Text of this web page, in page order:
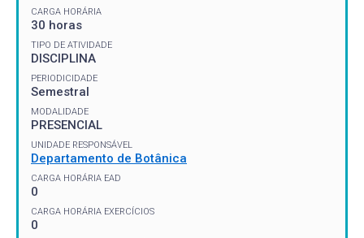
CARGA HORÁRIA
30 horas
TIPO DE ATIVIDADE
DISCIPLINA
PERIODICIDADE
Semestral
MODALIDADE
PRESENCIAL
UNIDADE RESPONSÁVEL
Departamento de Botânica
CARGA HORÁRIA EAD
0
CARGA HORÁRIA EXERCÍCIOS
0